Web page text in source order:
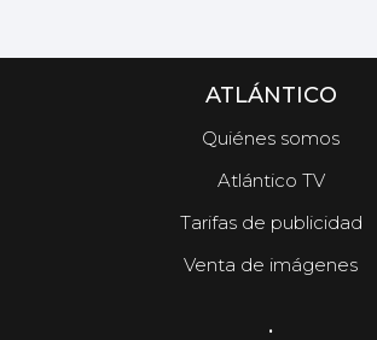
ATLÁNTICO
Quiénes somos
Atlántico TV
Tarifas de publicidad
Venta de imágenes
.